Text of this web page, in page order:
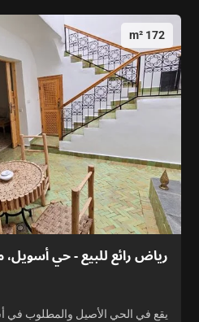
172 m²
رياض رائع للبيع - حي
يقع في الحي الأصيل والمطلوب في